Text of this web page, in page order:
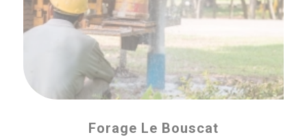
Forage Le Bouscat